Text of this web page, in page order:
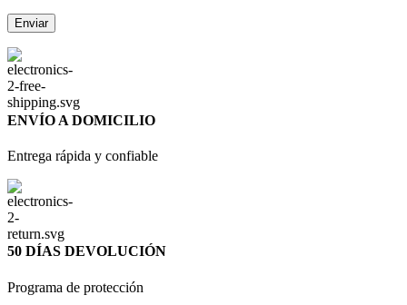
ENVÍO A DOMICILIO
Entrega rápida y confiable
50 DÍAS DEVOLUCIÓN
Programa de protección